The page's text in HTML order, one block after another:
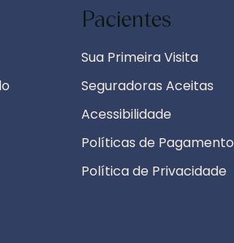
Pacientes
Sua Primeira Visita
Seguradoras Aceitas
Acessibilidade
Políticas de Pagamento
Política de Privacidade